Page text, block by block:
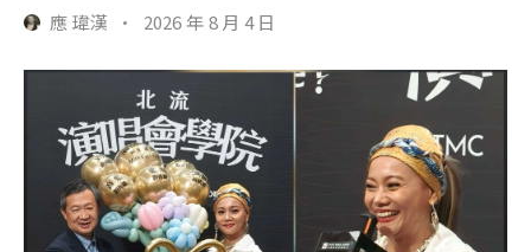
應 瑋漢 · 2026 年 8 月 4 日